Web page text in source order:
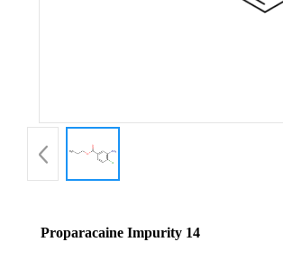
书
Proparacaine Impurity 14